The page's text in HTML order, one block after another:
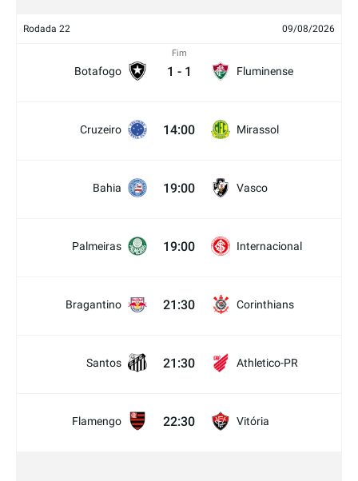
Rodada 22 09/08/2026
Botafogo
Fim
1 - 1 Fluminense
Cruzeiro 14:00 Mirassol
Bahia 19:00 Vasco
Palmeiras 19:00 Internacional
Bragantino 21:30 Corinthians
Santos 21:30 Athletico-PR
Flamengo 22:30 Vitória